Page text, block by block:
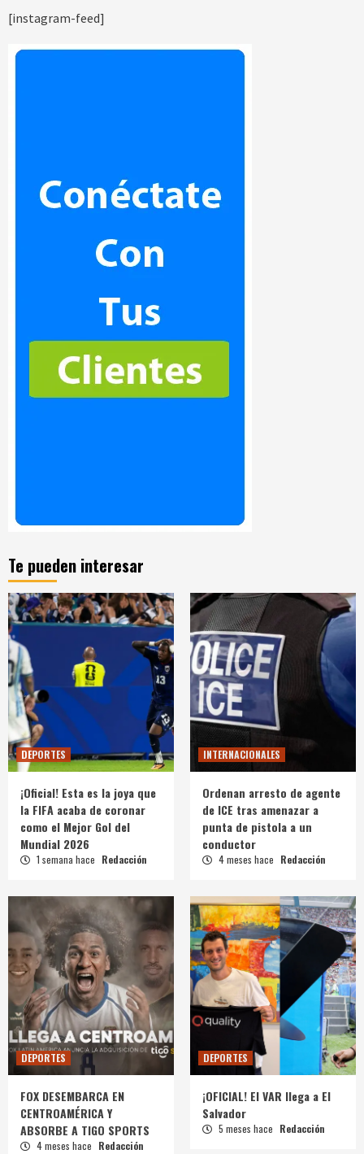
[instagram-feed]
Te pueden interesar
DEPORTES
¡Oficial! Esta es la joya que
la FIFA acaba de coronar
como el Mejor Gol del
Mundial 2026
1 semana hace Redacción
INTERNACIONALES
Ordenan arresto de agente
de ICE tras amenazar a
punta de pistola a un
conductor
4 meses hace Redacción
DEPORTES
FOX DESEMBARCA EN
CENTROAMÉRICA Y
ABSORBE A TIGO SPORTS
4 meses hace Redacción
DEPORTES
¡OFICIAL! El VAR llega a El
Salvador
5 meses hace Redacción